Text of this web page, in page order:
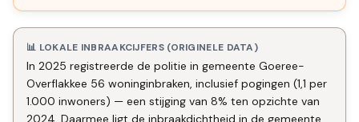
📊 LOKALE INBRAAKCIJFERS (ORIGINELE DATA)
In 2025 registreerde de politie in gemeente Goeree-
Overflakkee 56 woninginbraken, inclusief pogingen (1,1 per
1.000 inwoners) — een stijging van 8% ten opzichte van
2024. Daarmee ligt de inbraakdichtheid in de gemeente